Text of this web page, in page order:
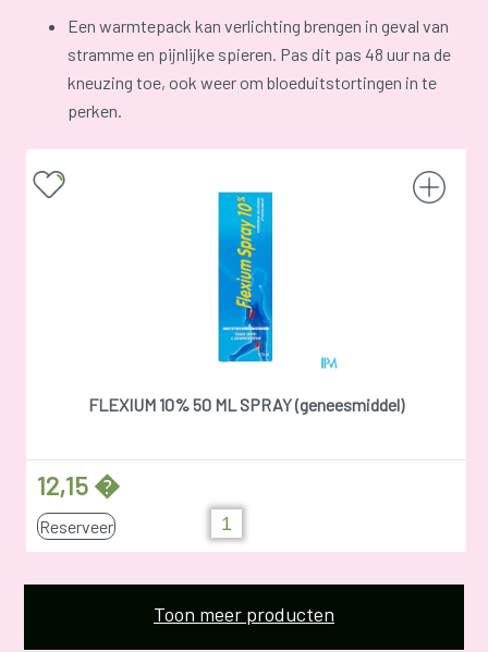
Een warmtepack kan verlichting brengen in geval van
stramme en pijnlijke spieren. Pas dit pas 48 uur na de
kneuzing toe, ook weer om bloeduitstortingen in te
perken.
FLEXIUM 10% 50 ML SPRAY (geneesmiddel)
12,15 �
Reserveer
Toon meer producten